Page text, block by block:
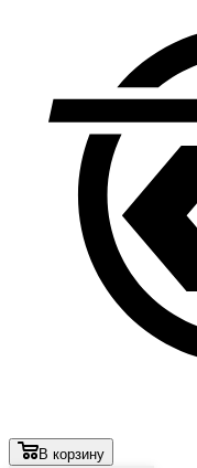
В корзину